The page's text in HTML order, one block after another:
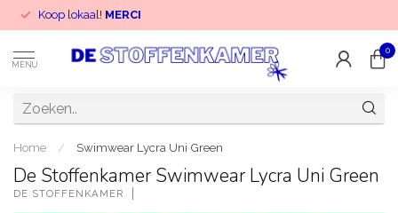
Koop lokaal! MERCI
MENU
0
Home / Swimwear Lycra Uni Green
De Stoffenkamer Swimwear Lycra Uni Green
DE STOFFENKAMER